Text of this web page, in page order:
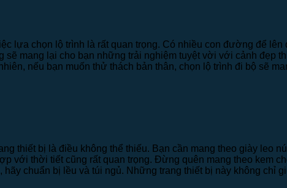
lựa chọn lộ trình là rất quan trọng. Có nhiều con đường để
mang lại cho bạn những trải nghiệm tuyệt vời với cảnh đẹp
nếu bạn muốn thử thách bản thân, chọn lộ trình đi bộ sẽ
thiết bị là điều không thể thiếu. Bạn cần mang theo giày leo
với thời tiết cũng rất quan trọng. Đừng quên mang theo kem
chuẩn bị lều và túi ngủ. Những trang thiết bị này không chỉ